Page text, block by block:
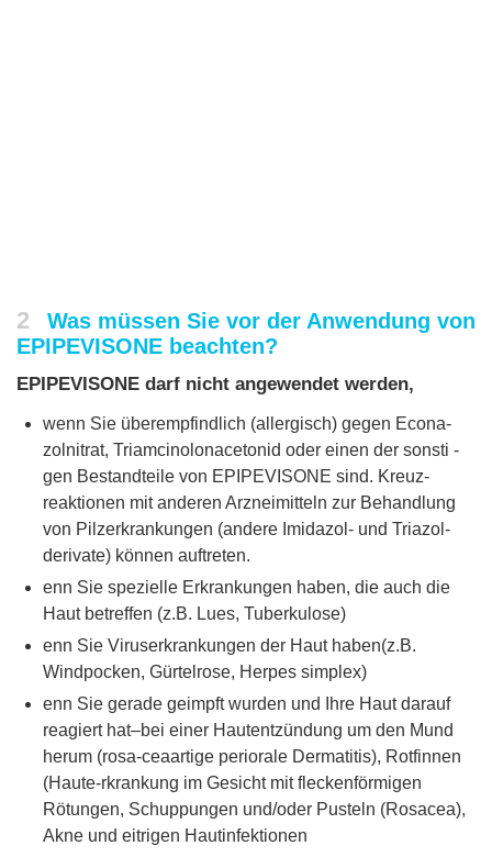
2
Was müssen Sie vor der Anwendung von
EPIPEVISONE beachten?
EPIPEVISONE darf nicht angewendet werden,
wenn Sie überempfindlich (allergisch) gegen Econa-
zolnitrat, Triamcinolonacetonid oder einen der sonsti -
gen Bestandteile von EPIPEVISONE sind. Kreuz-
reaktionen mit anderen Arzneimitteln zur Behandlung
von Pilzerkrankungen (andere Imidazol- und Triazol-
derivate) können auftreten.
enn Sie spezielle Erkrankungen haben, die auch die
Haut betreffen (z.B. Lues, Tuberkulose)
enn Sie Viruserkrankungen der Haut haben(z.B.
Windpocken, Gürtelrose, Herpes simplex)
enn Sie gerade geimpft wurden und Ihre Haut darauf
reagiert hat–bei einer Hautentzündung um den Mund
herum (rosa-ceaartige periorale Dermatitis), Rotfinnen
(Haute-rkrankung im Gesicht mit fleckenförmigen
Rötungen, Schuppungen und/oder Pusteln (Rosacea),
Akne und eitrigen Hautinfektionen